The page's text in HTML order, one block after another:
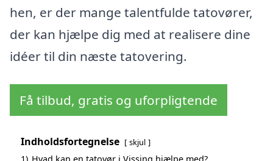
hen, er der mange talentfulde tatovører,
der kan hjælpe dig med at realisere dine
idéer til din næste tatovering.
Få tilbud, gratis og uforpligtende
Indholdsfortegnelse skjul